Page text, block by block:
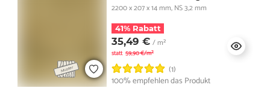
2200 x 207 x 14 mm, NS 3,2 mm
41% Rabatt
35,49 € / m²
statt 59,90 €/m²
(1)
100% empfehlen das Produkt